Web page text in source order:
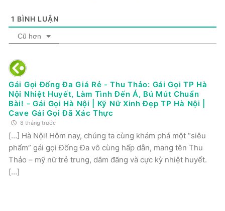
1 BÌNH LUẬN
Cũ hơn
Gái Gọi Đống Đa Giá Rẻ - Thu Thảo: Gái Gọi TP Hà
Nội Nhiệt Huyết, Làm Tình Đến Á, Bú Mút Chuẩn
Bài! - Gái Gọi Hà Nội | Kỹ Nữ Xinh Đẹp TP Hà Nội |
Cave Gái Gọi Đã Xác Thực
8 tháng trước
[…] Hà Nội! Hôm nay, chúng ta cùng khám phá một “siêu
phẩm” gái gọi Đống Đa vô cùng hấp dẫn, mang tên Thu
Thảo – mỹ nữ trẻ trung, dâm đãng và cực kỳ nhiệt huyết.
[…]